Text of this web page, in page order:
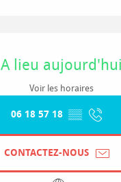
A lieu aujourd'hui
Voir les horaires
06 18 57 18 ▒▒
CONTACTEZ-NOUS